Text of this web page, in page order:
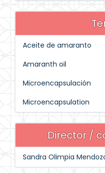
Aceite de amaranto
Amaranth oil
Microencapsulación
Microencapsulation
Director /
Sandra Olimpia